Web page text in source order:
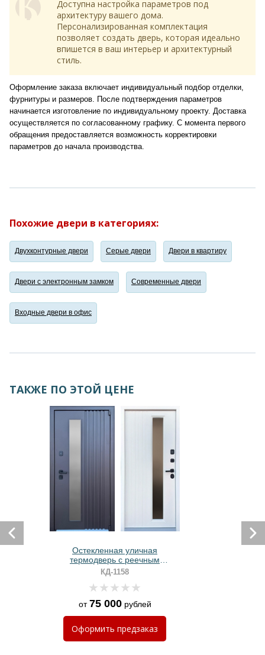
Доступна настройка параметров под
архитектуру вашего дома.
Персонализированная комплектация
позволяет создать дверь, которая идеально
впишется в ваш интерьер и архитектурный
стиль.
Оформление заказа включает индивидуальный подбор отделки,
фурнитуры и размеров. После подтверждения параметров
начинается изготовление по индивидуальному проекту. Доставка
осуществляется по согласованному графику. С момента первого
обращения предоставляется возможность корректировки
параметров до начала производства.
Похожие двери в категориях:
Двухконтурные двери Серые двери Двери в квартиру
Двери с электронным замком Современные двери
Входные двери в офис
ТАКЖЕ ПО ЭТОЙ ЦЕНЕ
Остекленная уличная
термодверь с реечным
оформлением и порошковым
окрашиванием
КД-1158
от75 000рублей
Оформить предзаказ